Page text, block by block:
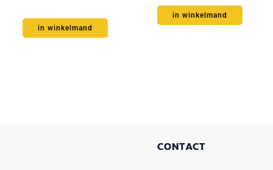
in winkelmand
in winkelmand
CONTACT